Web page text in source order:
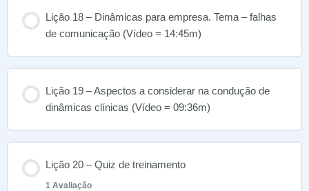
Lição 18 – Dinâmicas para empresa. Tema – falhas
de comunicação (Vídeo = 14:45m)
Lição 19 – Aspectos a considerar na condução de
dinâmicas clínicas (Vídeo = 09:36m)
Lição 20 – Quiz de treinamento
1 Avaliação